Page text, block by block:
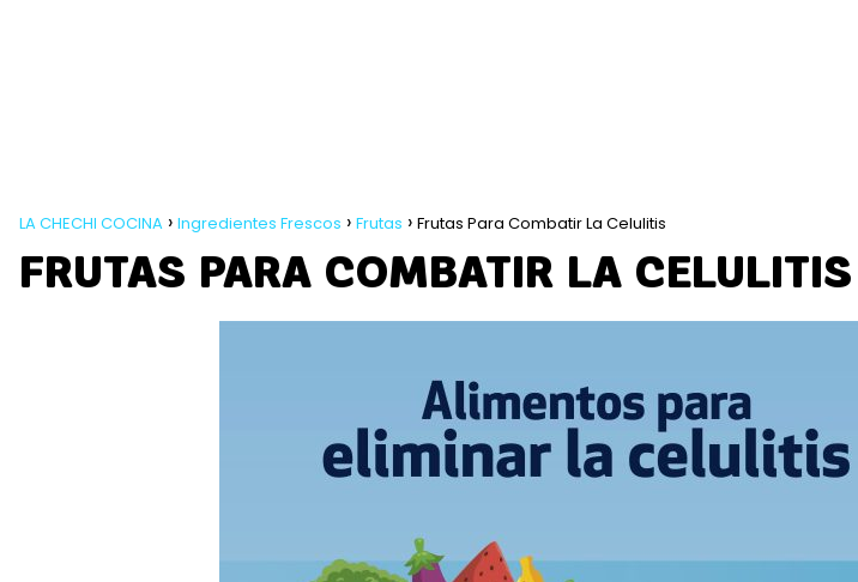
LA CHECHI COCINA Ingredientes Frescos Frutas Frutas Para Combatir La Celulitis
FRUTAS PARA COMBATIR LA CELULITIS